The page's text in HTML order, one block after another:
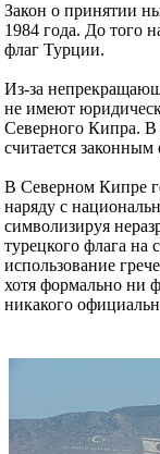
Закон о принятии
1984 года. До того
флаг Турции.
Из-за
не имеют
Северного Кипра.
считается законным
В Северном Кипре
наряду с
символизируя
турецкого флага на
использование
хотя формально ни
никакого